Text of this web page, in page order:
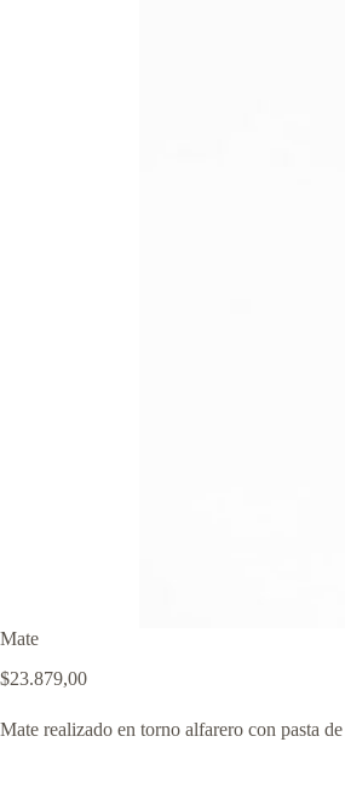
Mate
$23.879,00
Mate realizado en torno alfarero con pasta